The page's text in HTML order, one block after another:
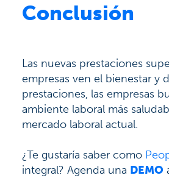
Conclusión
Las nuevas prestaciones
empresas ven el bienestar y
prestaciones, las empresas
ambiente laboral más
mercado laboral actual.
¿Te gustaría saber como
integral? Agenda una DEMO